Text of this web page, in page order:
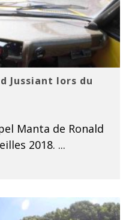
Jussiant lors du
Manta de Ronald
2018. ...